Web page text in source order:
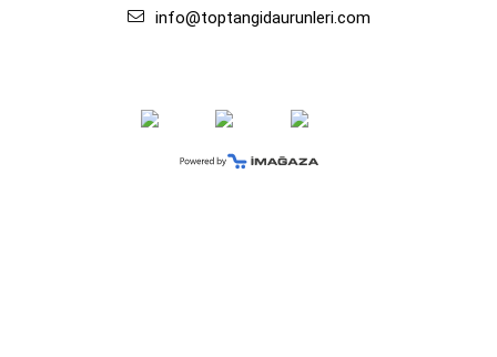
info@toptangidaurunleri.com